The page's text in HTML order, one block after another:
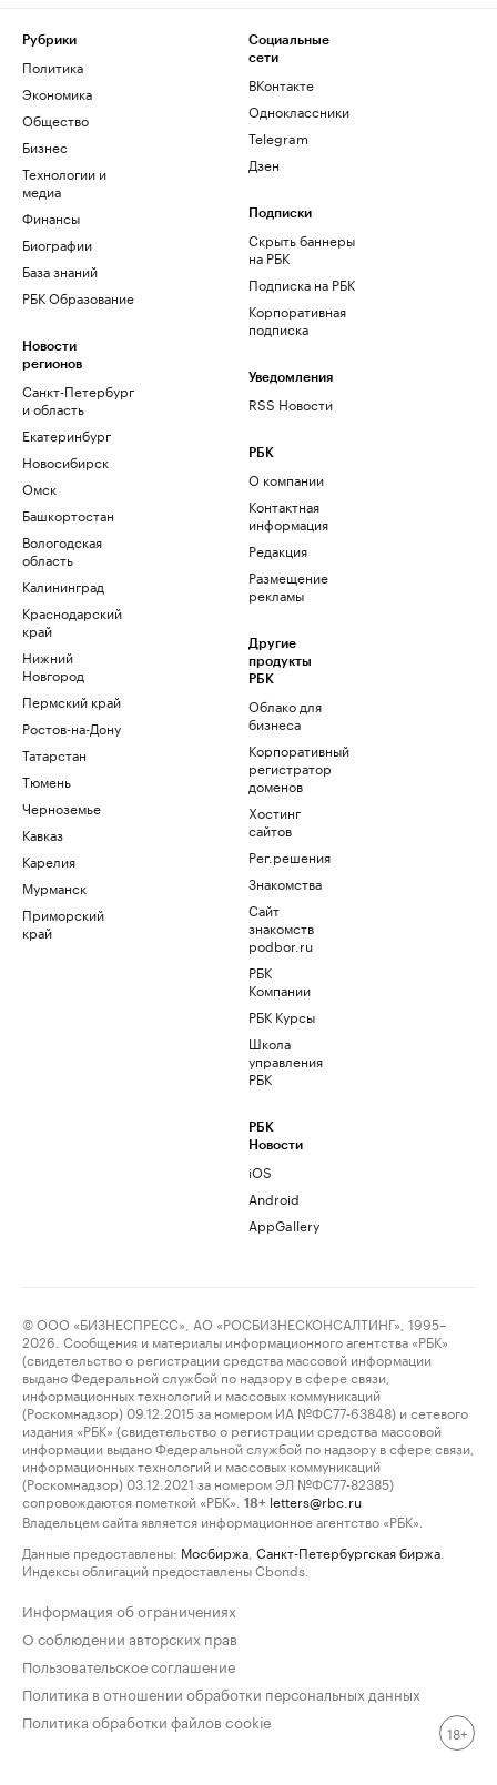
Рубрики
Политика
Экономика
Общество
Бизнес
Технологии и
медиа
Финансы
Биографии
База знаний
РБК Образование
Новости
регионов
Санкт-Петербург
и область
Екатеринбург
Новосибирск
Омск
Башкортостан
Вологодская
область
Калининград
Краснодарский
край
Нижний
Новгород
Пермский край
Ростов-на-Дону
Татарстан
Тюмень
Черноземье
Кавказ
Карелия
Мурманск
Приморский
край
Социальные
сети
ВКонтакте
Одноклассники
Telegram
Дзен
Подписки
Скрыть баннеры
на РБК
Подписка на РБК
Корпоративная
подписка
Уведомления
RSS Новости
РБК
О компании
Контактная
информация
Редакция
Размещение
рекламы
Другие
продукты
РБК
Облако для
бизнеса
Корпоративный
регистратор
доменов
Хостинг
сайтов
Рег.решения
Знакомства
Сайт
знакомств
podbor.ru
РБК
Компании
РБК Курсы
Школа
управления
РБК
РБК
Новости
iOS
Android
AppGallery
© ООО «БИЗНЕСПРЕСС», АО «РОСБИЗНЕСКОНСАЛТИНГ», 1995–
2026. Сообщения и материалы информационного агентства «РБК»
(свидетельство о регистрации средства массовой информации
выдано Федеральной службой по надзору в сфере связи,
информационных технологий и массовых коммуникаций
(Роскомнадзор) 09.12.2015 за номером ИА №ФС77-63848) и сетевого
издания «РБК» (свидетельство о регистрации средства массовой
информации выдано Федеральной службой по надзору в сфере связи,
информационных технологий и массовых коммуникаций
(Роскомнадзор) 03.12.2021 за номером ЭЛ №ФС77-82385)
сопровождаются пометкой «РБК».
18+ letters@rbc.ru
Владельцем сайта является информационное агентство «РБК».
Данные предоставлены: Мосбиржа Санкт-Петербургская биржа
Индексы облигаций предоставлены Cbonds.
Информация об ограничениях
О соблюдении авторских прав
Пользовательское соглашение
Политика в отношении обработки персональных данных
Политика обработки файлов cookie
18+